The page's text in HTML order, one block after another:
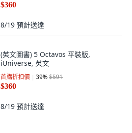
$360
8/19 預計送達
(英文圖書) 5 Octavos 平裝版,
iUniverse, 英文
首購折扣價 39%$591
$360
8/19 預計送達